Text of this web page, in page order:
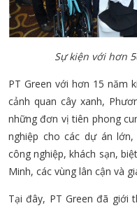
Sự kiện với hơn
PT Green với hơn 15 năm
cảnh quan cây xanh,
những đơn vị tiên phong
nghiệp cho các dự án
công nghiệp, khách sạn,
Minh, các vùng lân cận và
Tại đây, PT Green đã giới